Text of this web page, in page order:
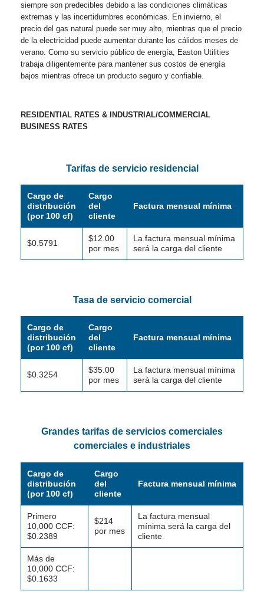
siempre son predecibles debido a las condiciones climáticas
extremas y las incertidumbres económicas. En invierno, el
precio del gas natural puede ser muy alto, mientras que el precio
de la electricidad puede aumentar durante los cálidos meses de
verano. Como su servicio público de energía, Easton Utilities
trabaja diligentemente para mantener sus costos de energía
bajos mientras ofrece un producto seguro y confiable.
RESIDENTIAL RATES & INDUSTRIAL/COMMERCIAL
BUSINESS RATES
Tarifas de servicio residencial
Cargo de
distribución
(por 100 cf)
Cargo
del
cliente
Factura mensual mínima
$0.5791
$12.00
por mes
La factura mensual mínima
será la carga del cliente
Tasa de servicio comercial
Cargo de
distribución
(por 100 cf)
Cargo
del
cliente
Factura mensual mínima
$0.3254
$35.00
por mes
La factura mensual mínima
será la carga del cliente
Grandes tarifas de servicios comerciales
comerciales e industriales
Cargo de
distribución
(por 100 cf)
Cargo
del
cliente
Factura mensual mínima
Primero
10,000 CCF:
$0.2389
$214
por mes
La factura mensual
mínima será la carga del
cliente
Más de
10,000 CCF:
$0.1633